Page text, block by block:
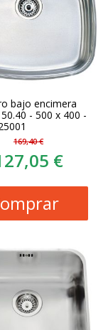
bajo encimera
- 500 x 400 -
169,40 €
€